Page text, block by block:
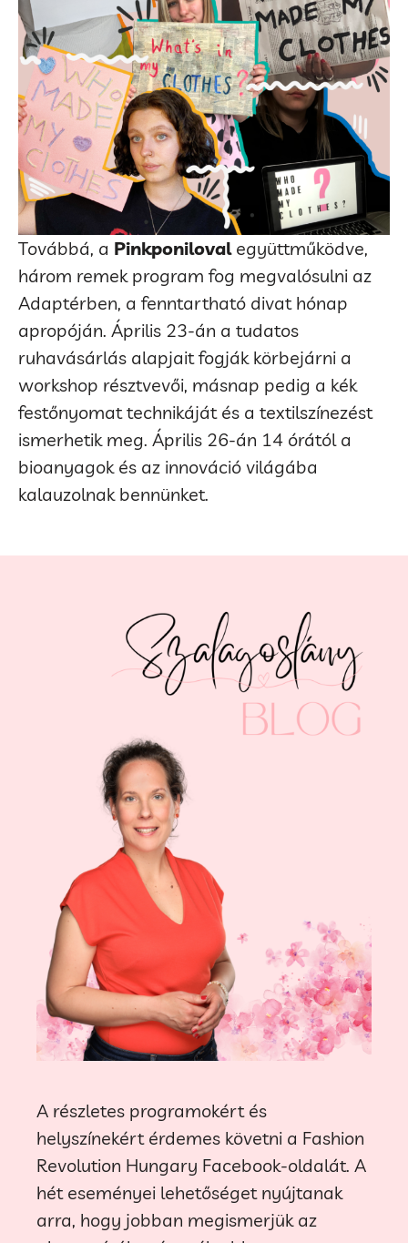
Továbbá, a Pinkponilovalegyüttműködve,
három remek program fog megvalósulni az
Adaptérben, a fenntartható divat hónap
apropóján. Április 23-án a tudatos
ruhavásárlás alapjait fogják körbejárni a
workshop résztvevői, másnap pedig a kék
festőnyomat technikáját és a textilszínezést
ismerhetik meg. Április 26-án 14 órától a
bioanyagok és az innováció világába
kalauzolnak bennünket.
A részletes programokért és
helyszínekért érdemes követni a Fashion
Revolution Hungary Facebook-oldalát. A
hét eseményei lehetőséget nyújtanak
arra, hogy jobban megismerjük az